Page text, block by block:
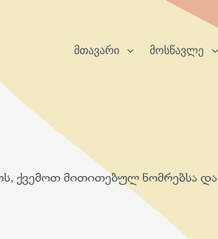
მთავარი მოსწავლე
ქვემოთ მითითებულ ნომრებსა და